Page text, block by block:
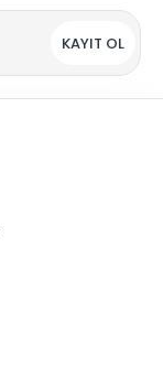
KAYIT OL